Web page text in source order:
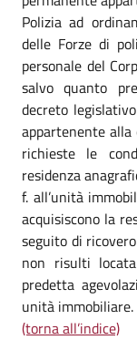
Polizia ad
delle Forze di
personale del
salvo quanto
decreto
appartenente
richieste le
residenza
all’unità
acquisiscono la
seguito di
non risulti
predetta
unità immobiliare.
(torna all’indice)